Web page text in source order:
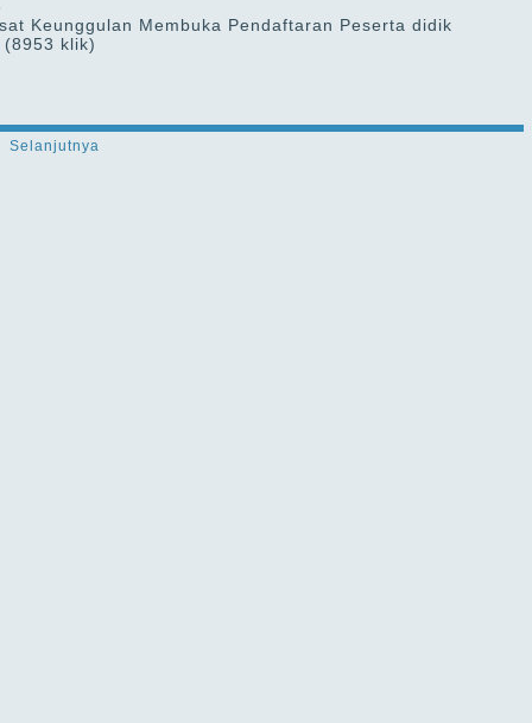
Keunggulan Membuka Pendaftaran Peserta didik
(8953 klik)
Selanjutnya